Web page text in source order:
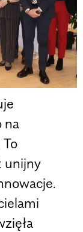
na
unijny